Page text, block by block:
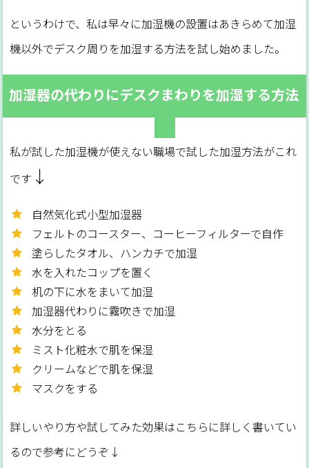
というわけで、私は早々に加湿機の設置はあきらめて加湿
機以外でデスク周りを加湿する方法を試し始めました。
加湿器の代わりにデスクまわりを加湿する方法
私が試した加湿機が使えない職場で試した加湿方法がこれ
です ↓
自然気化式小型加湿器
フェルトのコースター、コーヒーフィルターで自作
塗らしたタオル、ハンカチで加湿
水を入れたコップを置く
机の下に水をまいて加湿
加湿器代わりに霧吹きで加湿
水分をとる
ミスト化粧水で肌を保湿
クリームなどで肌を保湿
マスクをする
詳しいやり方や試してみた効果はこちらに詳しく書いてい
るので参考にどうぞ↓